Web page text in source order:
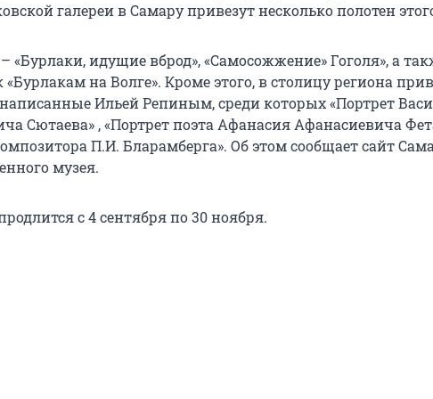
галереи в Самару привезут несколько полотен
«Бурлаки, идущие вброд», «Самосожжение» Гоголя», а
«Бурлакам на Волге». Кроме этого, в столицу региона
Ильей Репиным, среди которых «Портрет
Сютаева» , «Портрет поэта Афанасия Афанасиевича
П.И. Бларамберга». Об этом сообщает сайт
музея.
с 4 сентября по 30 ноября.